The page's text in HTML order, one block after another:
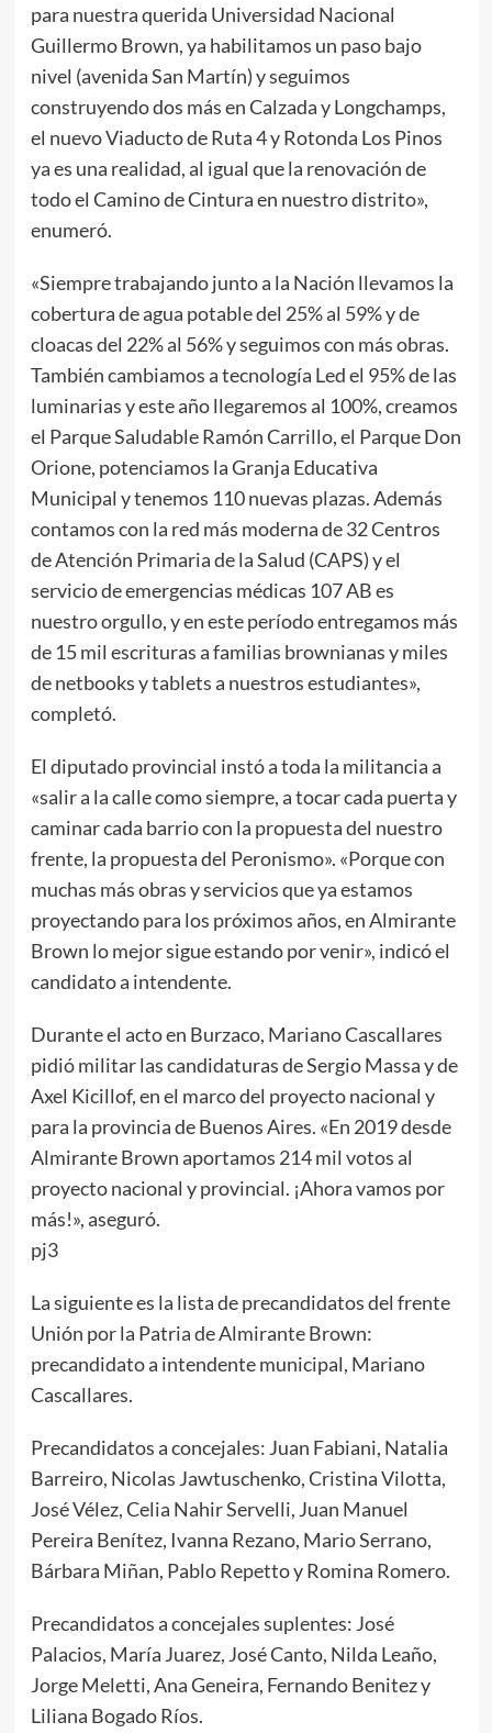
para nuestra querida Universidad Nacional
Guillermo Brown, ya habilitamos un paso bajo
nivel (avenida San Martín) y seguimos
construyendo dos más en Calzada y Longchamps,
el nuevo Viaducto de Ruta 4 y Rotonda Los Pinos
ya es una realidad, al igual que la renovación de
todo el Camino de Cintura en nuestro distrito»,
enumeró.
«Siempre trabajando junto a la Nación llevamos la
cobertura de agua potable del 25% al 59% y de
cloacas del 22% al 56% y seguimos con más obras.
También cambiamos a tecnología Led el 95% de las
luminarias y este año llegaremos al 100%, creamos
el Parque Saludable Ramón Carrillo, el Parque Don
Orione, potenciamos la Granja Educativa
Municipal y tenemos 110 nuevas plazas. Además
contamos con la red más moderna de 32 Centros
de Atención Primaria de la Salud (CAPS) y el
servicio de emergencias médicas 107 AB es
nuestro orgullo, y en este período entregamos más
de 15 mil escrituras a familias brownianas y miles
de netbooks y tablets a nuestros estudiantes»,
completó.
El diputado provincial instó a toda la militancia a
«salir a la calle como siempre, a tocar cada puerta y
caminar cada barrio con la propuesta del nuestro
frente, la propuesta del Peronismo». «Porque con
muchas más obras y servicios que ya estamos
proyectando para los próximos años, en Almirante
Brown lo mejor sigue estando por venir», indicó el
candidato a intendente.
Durante el acto en Burzaco, Mariano Cascallares
pidió militar las candidaturas de Sergio Massa y de
Axel Kicillof, en el marco del proyecto nacional y
para la provincia de Buenos Aires. «En 2019 desde
Almirante Brown aportamos 214 mil votos al
proyecto nacional y provincial. ¡Ahora vamos por
más!», aseguró.
pj3
La siguiente es la lista de precandidatos del frente
Unión por la Patria de Almirante Brown:
precandidato a intendente municipal, Mariano
Cascallares.
Precandidatos a concejales: Juan Fabiani, Natalia
Barreiro, Nicolas Jawtuschenko, Cristina Vilotta,
José Vélez, Celia Nahir Servelli, Juan Manuel
Pereira Benítez, Ivanna Rezano, Mario Serrano,
Bárbara Miñan, Pablo Repetto y Romina Romero.
Precandidatos a concejales suplentes: José
Palacios, María Juarez, José Canto, Nilda Leaño,
Jorge Meletti, Ana Geneira, Fernando Benitez y
Liliana Bogado Ríos.